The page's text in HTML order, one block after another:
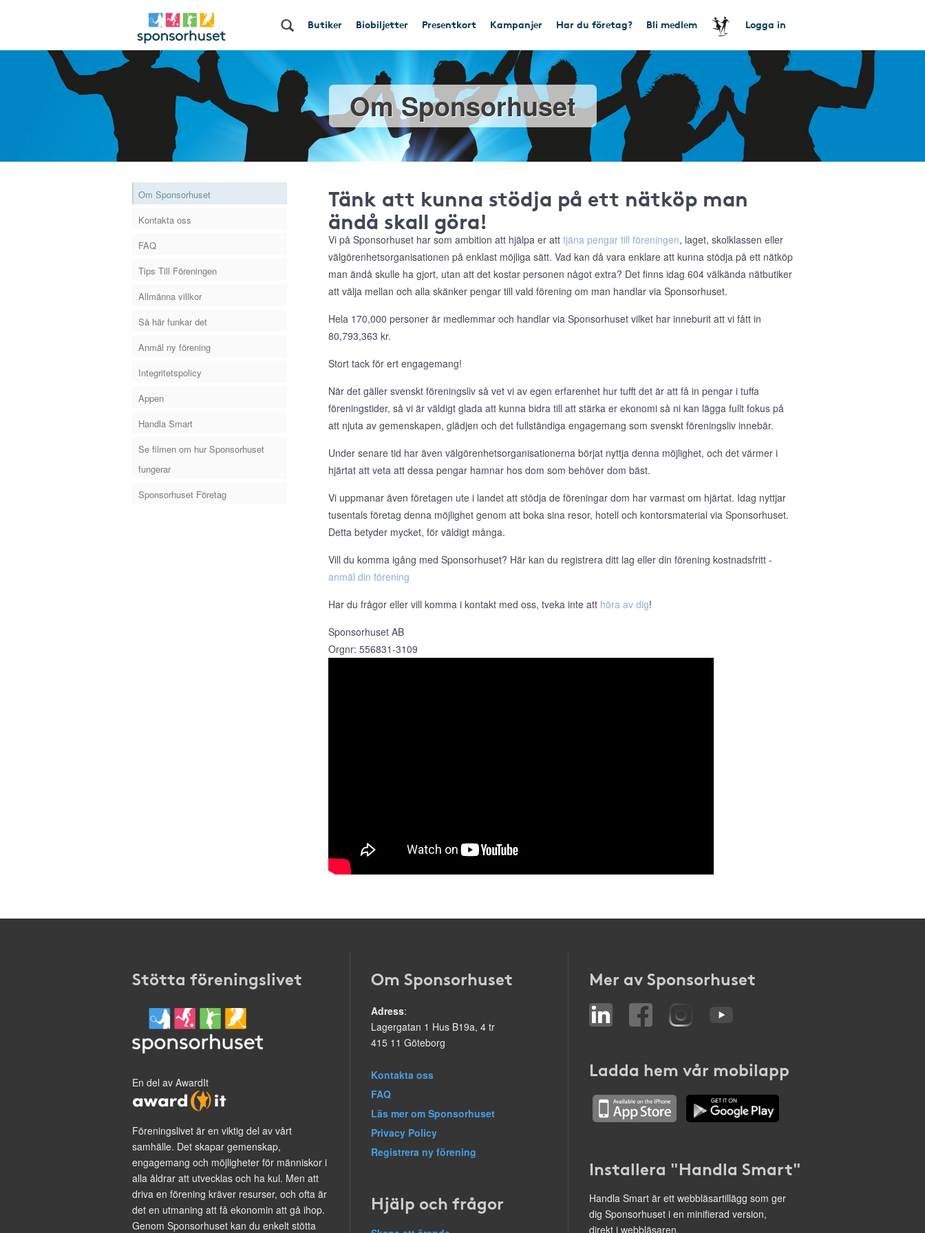
Butiker Biobiljetter Presentkort Kampanjer Har du företag? Bli medlem Logga in
Om Sponsorhuset
Om Sponsorhuset
Kontakta oss
FAQ
Tips Till Föreningen
Allmänna villkor
Så här funkar det
Anmäl ny förening
Integritetspolicy
Appen
Handla Smart
Se filmen om hur Sponsorhuset
fungerar
Sponsorhuset Företag
Tänk att kunna stödja på ett nätköp man
ändå skall göra!
Vi på Sponsorhuset har som ambition att hjälpa er att tjäna pengar till föreningen, laget, skolklassen eller
välgörenhetsorganisationen på enklast möjliga sätt. Vad kan då vara enklare att kunna stödja på ett nätköp
man ändå skulle ha gjort, utan att det kostar personen något extra? Det finns idag 604 välkända nätbutiker
att välja mellan och alla skänker pengar till vald förening om man handlar via Sponsorhuset.
Hela 170,000 personer är medlemmar och handlar via Sponsorhuset vilket har inneburit att vi fått in
80,793,363 kr.
Stort tack för ert engagemang!
När det gäller svenskt föreningsliv så vet vi av egen erfarenhet hur tufft det är att få in pengar i tuffa
föreningstider, så vi är väldigt glada att kunna bidra till att stärka er ekonomi så ni kan lägga fullt fokus på
att njuta av gemenskapen, glädjen och det fullständiga engagemang som svenskt föreningsliv innebär.
Under senare tid har även välgörenhetsorganisationerna börjat nyttja denna möjlighet, och det värmer i
hjärtat att veta att dessa pengar hamnar hos dom som behöver dom bäst.
Vi uppmanar även företagen ute i landet att stödja de föreningar dom har varmast om hjärtat. Idag nyttjar
tusentals företag denna möjlighet genom att boka sina resor, hotell och kontorsmaterial via Sponsorhuset.
Detta betyder mycket, för väldigt många.
Vill du komma igång med Sponsorhuset? Här kan du registrera ditt lag eller din förening kostnadsfritt -
anmäl din förening
Har du frågor eller vill komma i kontakt med oss, tveka inte att höra av dig!
Sponsorhuset AB
Orgnr: 556831-3109
Stötta föreningslivet
En del av AwardIt
Föreningslivet är en viktig del av vårt
samhälle. Det skapar gemenskap,
engagemang och möjligheter för människor i
alla åldrar att utvecklas och ha kul. Men att
driva en förening kräver resurser, och ofta är
det en utmaning att få ekonomin att gå ihop.
Genom Sponsorhuset kan du enkelt stötta
Om Sponsorhuset
Adress:
Lagergatan 1 Hus B19a, 4 tr
415 11 Göteborg
Kontakta oss
FAQ
Läs mer om Sponsorhuset
Privacy Policy
Registrera ny förening
Hjälp och frågor
Mer av Sponsorhuset
Ladda hem vår mobilapp
Installera "Handla Smart"
Handla Smart är ett webbläsartillägg som ger
dig Sponsorhuset i en minifierad version,
direkt i webbläsaren.